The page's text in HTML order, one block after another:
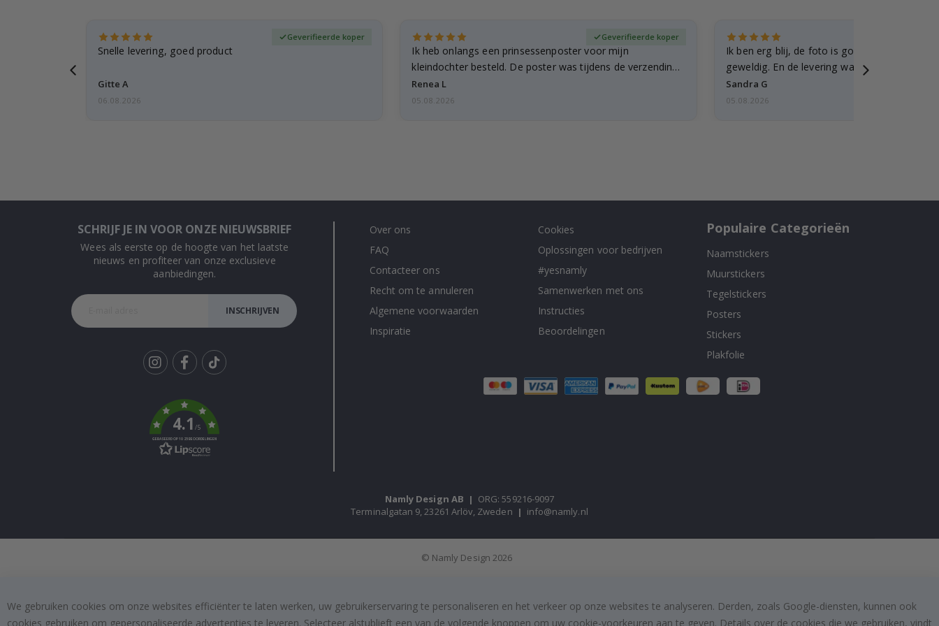
Snelle levering, goed product
Gitte A
Geverifieerde koper
06.08.2026
Ik heb onlangs een prinsessenposter voor mijn
kleindochter besteld. De poster was tijdens de verzending
licht…
Renea L
Geverifieerde koper
05.08.2026
Ik ben erg blij, de foto is goed gelukt en de
geweldig. En de levering was snel.
Sandra G
05.08.2026
SCHRIJF JE IN VOOR ONZE NIEUWSBRIEF
Wees als eerste op de hoogte van het laatste
nieuws en profiteer van onze exclusieve
aanbiedingen.
INSCHRIJVEN
k
4.1/5
GEBASEERD OP 1025 BEOORDELINGEN
Over ons
FAQ
Contacteer ons
Recht om te annuleren
Algemene voorwaarden
Inspiratie
Cookies
Oplossingen voor bedrijven
#yesnamly
Samenwerken met ons
Instructies
Beoordelingen
Populaire Categorieën
Naamstickers
Muurstickers
Tegelstickers
Posters
Stickers
Plakfolie
Namly Design AB | ORG: 559216-9097
Terminalgatan 9, 23261 Arlöv, Zweden | info@namly.nl
© Namly Design 2026
We gebruiken cookies om onze websites efficiënter te laten werken, uw gebruikerservaring te personaliseren en het verkeer op onze websites te analyseren. Derden, zoals Google-diensten, kunnen ook
cookies gebruiken om gepersonaliseerde advertenties te leveren. Selecteer alstublieft een van de volgende knoppen om uw cookie-voorkeuren aan te geven. Details over de cookies die we gebruiken, vindt